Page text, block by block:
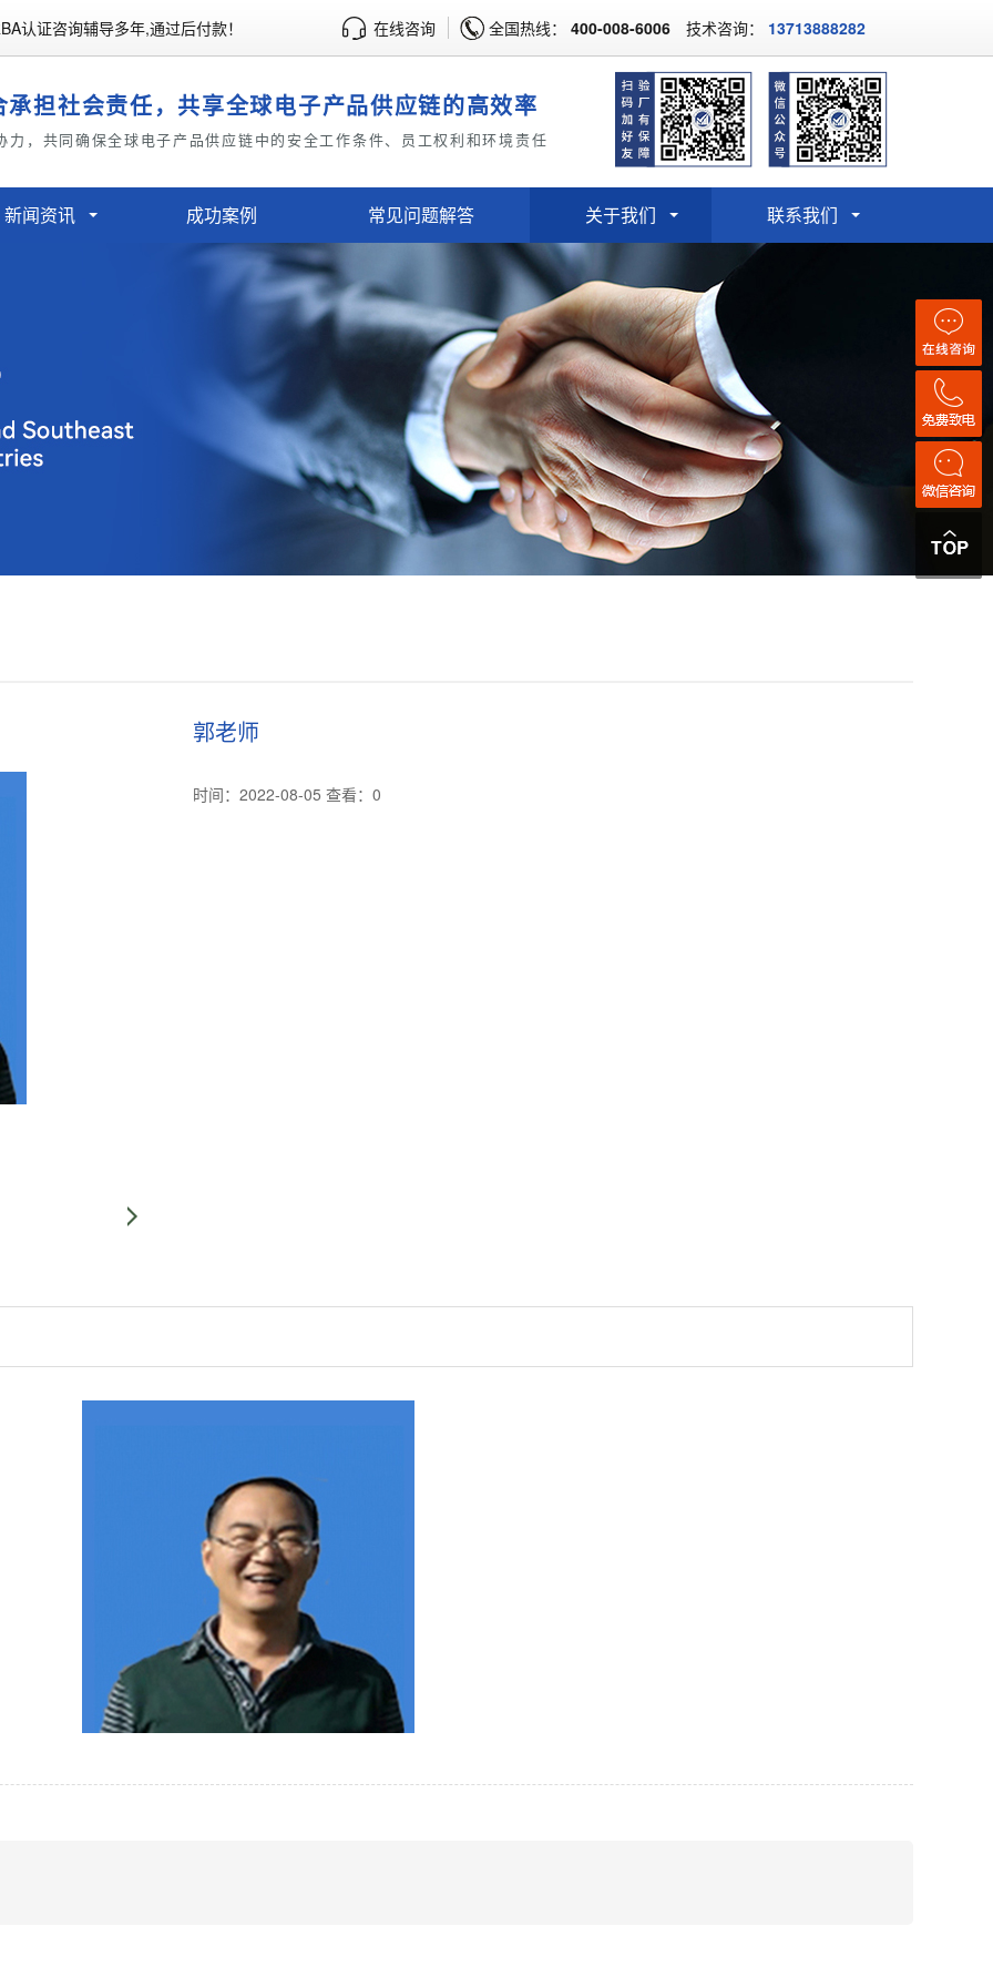
认证咨询辅导多年,通过后付款！ 在线咨询 全国热线： 400-008-6006 技术咨询： 13713888282
承担社会责任，共享全球电子产品供应链的高效率
力，共同确保全球电子产品供应链中的安全工作条件、员工权利和环境责任
新闻资讯 成功案例 常见问题解答 关于我们 联系我们
郭老师
时间：2022-08-05 查看： 0